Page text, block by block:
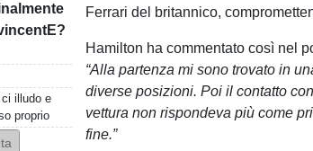
illudo e
proprio
Ferrari del britannico,
Hamilton ha commentato così nel
“Alla partenza mi sono trovato in
diverse posizioni. Poi il contatto
vettura non rispondeva più come
fine.”